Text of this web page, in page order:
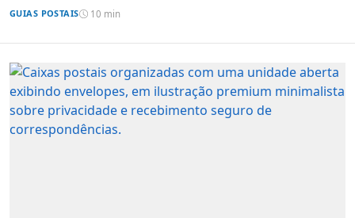
GUIAS POSTAIS 10 min